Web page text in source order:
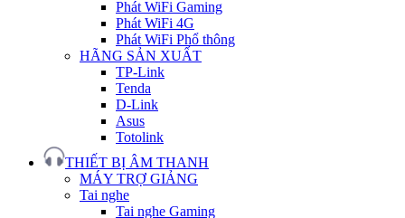
Phát WiFi Gaming
Phát WiFi 4G
Phát WiFi Phổ thông
HÃNG SẢN XUẤT
TP-Link
Tenda
D-Link
Asus
Totolink
THIẾT BỊ ÂM THANH
MÁY TRỢ GIẢNG
Tai nghe
Tai nghe Gaming